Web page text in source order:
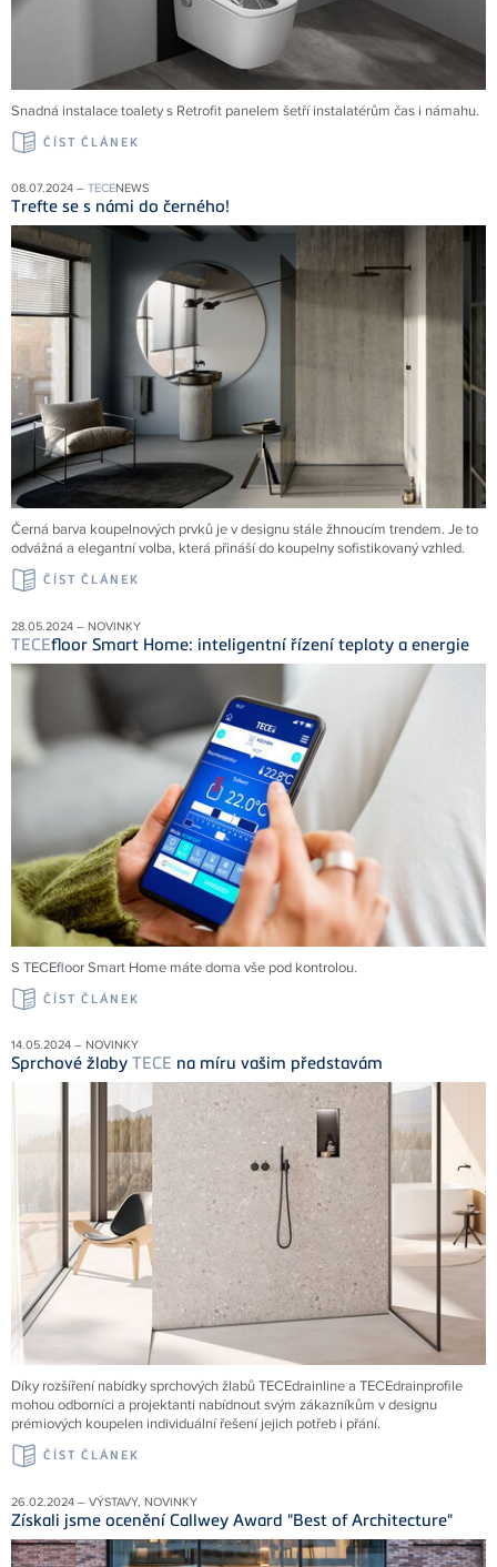
Snadná instalace toalety s Retrofit panelem šetří instalatérům čas i námahu.
ČÍST ČLÁNEK
08.07.2024 – TECENEWS
Trefte se s námi do černého!
Černá barva koupelnových prvků je v designu stále žhnoucím trendem. Je to
odvážná a elegantní volba, která přináší do koupelny sofistikovaný vzhled.
ČÍST ČLÁNEK
28.05.2024 – NOVINKY
TECEfloor Smart Home: inteligentní řízení teploty a energie
S TECEfloor Smart Home máte doma vše pod kontrolou.
ČÍST ČLÁNEK
14.05.2024 – NOVINKY
Sprchové žlaby TECE na míru vašim představám
Díky rozšíření nabídky sprchových žlabů TECEdrainline a TECEdrainprofile
mohou odborníci a projektanti nabídnout svým zákazníkům v designu
prémiových koupelen individuální řešení jejich potřeb i přání.
ČÍST ČLÁNEK
26.02.2024 – VÝSTAVY, NOVINKY
Získali jsme ocenění Callwey Award "Best of Architecture"